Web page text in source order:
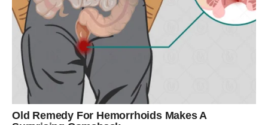
Mart ti donosi pokret i nova poznanstva. Moguće je
putovanje ili susret sa osobom iz drugog mesta.
U ljubavi, nova energija briše staru tugu.
Poruka: Ne zatvaraj vrata novim pričama.